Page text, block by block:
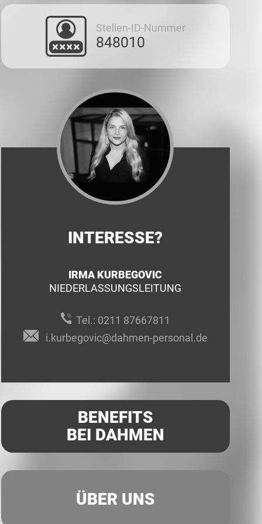
Stellen-ID-Nummer
848010
INTERESSE?
IRMA KURBEGOVIC
NIEDERLASSUNGSLEITUNG
Tel.: 0211 87667811
i.kurbegovic@dahmen-personal.de
BENEFITS
BEI DAHMEN
ÜBER UNS